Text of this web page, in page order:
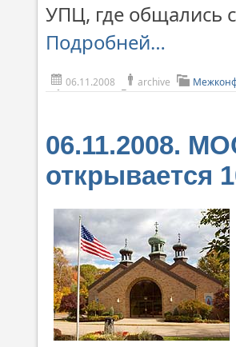
УПЦ, где общались
Подробней…
06.11.2008 archive
06.11.2008.
открывается